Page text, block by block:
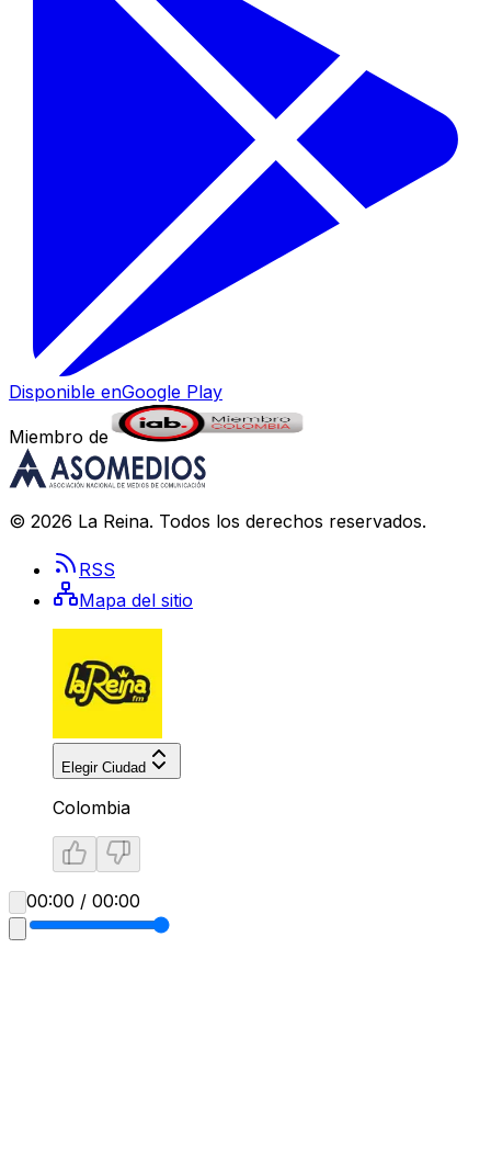
Disponible enGoogle Play
Miembro de
© 2026 La Reina. Todos los derechos reservados.
RSS
Mapa del sitio
Elegir Ciudad
Colombia
00:00 / 00:00